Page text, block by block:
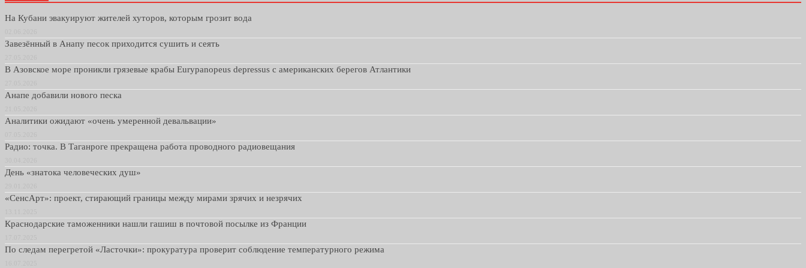
На Кубани эвакуируют жителей хуторов, которым грозит вода
Завезённый в Анапу песок приходится сушить и сеять
В Азовское море проникли грязевые крабы Eurypanopeus depressus с американских берегов Атлантики
Анапе добавили нового песка
Аналитики ожидают «очень умеренной девальвации»
Радио: точка. В Таганроге прекращена работа проводного радиовещания
День «знатока человеческих душ»
«СенсАрт»: проект, стирающий границы между мирами зрячих и незрячих
Краснодарские таможенники нашли гашиш в почтовой посылке из Франции
По следам перегретой «Ласточки»: прокуратура проверит соблюдение температурного режима